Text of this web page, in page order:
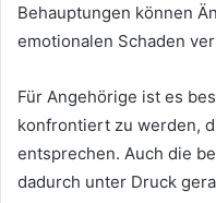
Behauptungen können
emotionalen Schaden
Für Angehörige ist es
konfrontiert zu werden,
entsprechen. Auch die
dadurch unter Druck